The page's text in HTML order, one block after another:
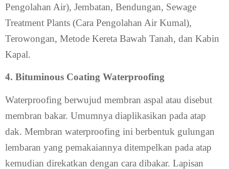
Pengolahan Air), Jembatan, Bendungan, Sewage
Treatment Plants (Cara Pengolahan Air Kumal),
Terowongan, Metode Kereta Bawah Tanah, dan Kabin
Kapal.
4. Bituminous Coating Waterproofing
Waterproofing berwujud membran aspal atau disebut
membran bakar. Umumnya diaplikasikan pada atap
dak. Membran waterproofing ini berbentuk gulungan
lembaran yang pemakaiannya ditempelkan pada atap
kemudian direkatkan dengan cara dibakar. Lapisan